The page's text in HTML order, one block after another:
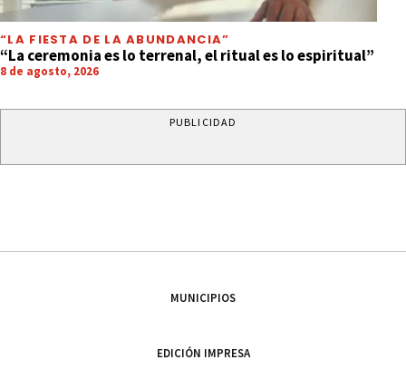
“LA FIESTA DE LA ABUNDANCIA”
“La ceremonia es lo terrenal, el ritual es lo espiritual”
8 de agosto, 2026
PUBLICIDAD
MUNICIPIOS
EDICIÓN IMPRESA